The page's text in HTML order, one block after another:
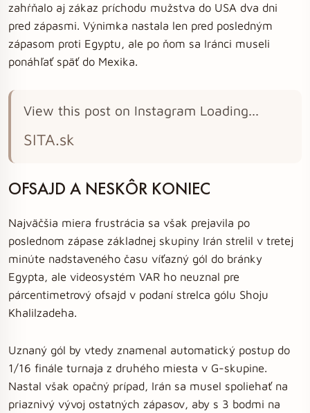
zahŕňalo aj zákaz príchodu mužstva do USA dva dni
pred zápasmi. Výnimka nastala len pred posledným
zápasom proti Egyptu, ale po ňom sa Iránci museli
ponáhľať späť do Mexika.
View this post on Instagram Loading...
SITA.sk
OFSAJD A NESKÔR KONIEC
Najväčšia miera frustrácia sa však prejavila po
poslednom zápase základnej skupiny Irán strelil v tretej
minúte nadstaveného času víťazný gól do bránky
Egypta, ale videosystém VAR ho neuznal pre
párcentimetrový ofsajd v podaní strelca gólu Shoju
Khalilzadeha.
Uznaný gól by vtedy znamenal automatický postup do
1/16 finále turnaja z druhého miesta v G-skupine.
Nastal však opačný prípad, Irán sa musel spoliehať na
priaznivý vývoj ostatných zápasov, aby s 3 bodmi na